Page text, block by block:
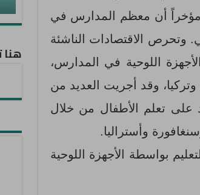
أن معظم المدارس في
وتحرص الاقتصادات الناشئة
اللوحية في المدارس،
وتركيا، وقد أجريت العديد من
على تعلم الأطفال من خلال
وأستراليا.
بواسطة الأجهزة اللوحية
هنا